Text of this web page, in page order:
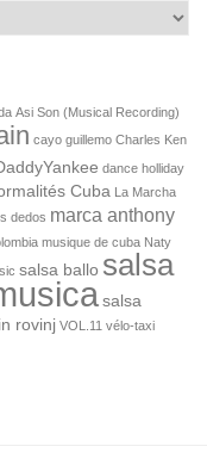
Asi Son (Musical Recording)
cayo guillemo Charles Ken
dance holliday
Cuba La Marcha
dedos marca anthony
musique de cuba Naty
salsa ballo salsa
salsa
rovinj VOL.11 vélo-taxi